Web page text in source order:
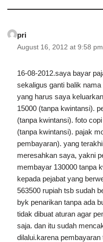
pri
August 16, 2012 at 9:58 pm
16-08-2012.saya bayar
sekaligus ganti balik
yang harus saya
15000 (tanpa kwintansi).
(tanpa kwintansi). foto
(tanpa kwintansi). pajak
pembayaran). yang
meresahkan saya, yakni
membayar 130000 tanpa
kepada pejabat yang
563500 rupiah tsb sudah
byk penarikan tanpa ada
tidak dibuat aturan agar
saja. dan itu sudah
dilalui.karena